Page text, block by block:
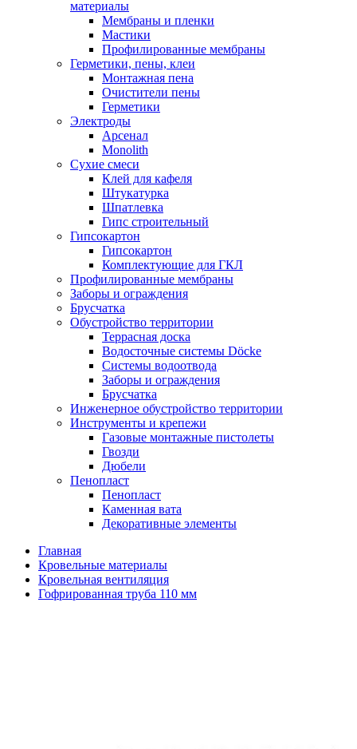
материалы
Мембраны и пленки
Мастики
Профилированные мембраны
Герметики, пены, клеи
Монтажная пена
Очистители пены
Герметики
Электроды
Арсенал
Monolith
Сухие смеси
Клей для кафеля
Штукатурка
Шпатлевка
Гипс строительный
Гипсокартон
Гипсокартон
Комплектующие для ГКЛ
Профилированные мембраны
Заборы и ограждения
Брусчатка
Обустройство территории
Террасная доска
Водосточные системы Döcke
Системы водоотвода
Заборы и ограждения
Брусчатка
Инженерное обустройство территории
Инструменты и крепежи
Газовые монтажные пистолеты
Гвозди
Дюбели
Пенопласт
Пенопласт
Каменная вата
Декоративные элементы
Главная
Кровельные материалы
Кровельная вентиляция
Гофрированная труба 110 мм